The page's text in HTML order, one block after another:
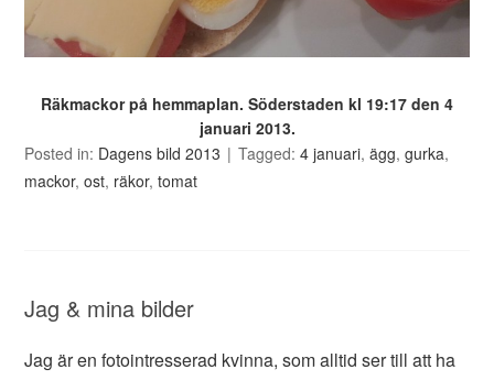
Räkmackor på hemmaplan. Söderstaden kl 19:17 den 4
januari 2013.
Posted in: Dagens bild 2013 Tagged:4 januari,ägg,gurka,
mackor,ost, räkor,tomat
Jag & mina bilder
Jag är en fotointresserad kvinna, som alltid ser till att ha